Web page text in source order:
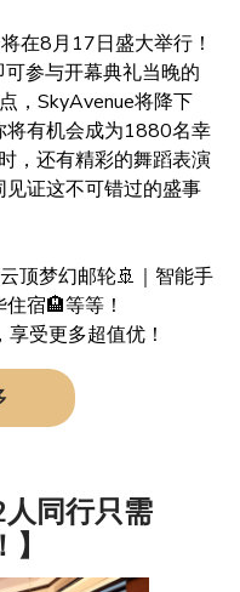
在8月17日盛大举行！
参与开幕典礼当晚的
，SkyAvenue将降下
有机会成为1880名幸
，还有精彩的舞蹈表演
证这不可错过的盛事
顶梦幻邮轮🚢｜智能手
宿🏨等等！
享受更多超值优！
同行只需